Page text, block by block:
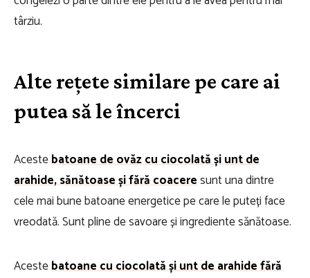
târziu.
Alte rețete similare pe care ai
putea să le încerci
Acestebatoane de ovăz cu ciocolată și unt de
arahide, sănătoase și fără coaceresunt una dintre
cele mai bune batoane energetice pe care le puteți face
vreodată. Sunt pline de savoare și ingrediente sănătoase.
Acestebatoane cu ciocolată și unt de arahide fără